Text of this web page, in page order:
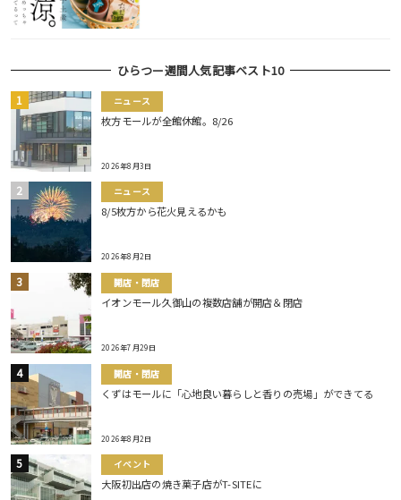
ひらつー週間人気記事ベスト10
ニュース
枚方モールが全館休館。8/26
2026年8月3日
ニュース
8/5枚方から花火見えるかも
2026年8月2日
開店・閉店
イオンモール久御山の複数店舗が開店＆閉店
2026年7月29日
開店・閉店
くずはモールに「心地良い暮らしと香りの売場」ができてる
2026年8月2日
イベント
大阪初出店の焼き菓子店がT-SITEに